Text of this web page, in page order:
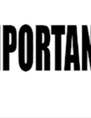
Escuela hospitalaria El
25/06/2026
¿Qué habrían dicho?
VOLVER A SER ALTERNATIVA